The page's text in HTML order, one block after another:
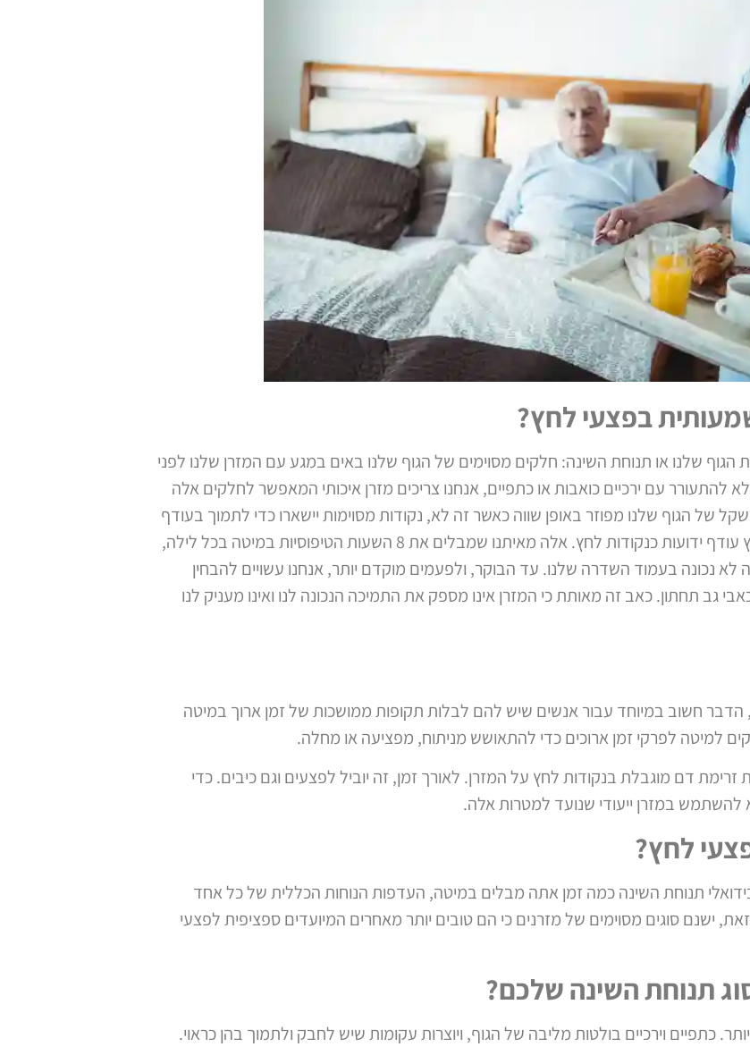
בפצעי לחץ?
שלנו או תנוחת השינה: חלקים מסוימים של הגוף שלנו באים במגע עם המזרן שלנו לפני
להתעורר עם ירכיים כואבות או כתפיים, אנחנו צריכים מזרן איכותי המאפשר לחלקים אלה
של הגוף שלנו מפוזר באופן שווה כאשר זה לא, נקודות מסוימות יישארו כדי לתמוך בעודף
של משקל הגוף שלנו. נקודות אלה הנושאות לחץ עודף ידועות כנקודות לחץ. אלה מאיתנו שמבלים את 8 השעות הטיפוסיות במיטה בכל לילה,
לא נכונה בעמוד השדרה שלנו. עד הבוקר, ולפעמים מוקדם יותר, אנחנו עשויים להבחין
גב תחתון. כאב זה מאותת כי המזרן אינו מספק את התמיכה הנכונה לנו ואינו מעניק לנו
חשוב במיוחד עבור אנשים שיש להם לבלות תקופות ממושכות של זמן ארוך במיטה
למיטה לפרקי זמן ארוכים כדי להתאושש מניתוח, מפציעה או מחלה.
זרימת דם מוגבלת בנקודות לחץ על המזרן. לאורך זמן, זה יוביל לפצעים וגם כיבים. כדי
במזרן ייעודי שנועד למטרות אלה.
לחץ?
תנוחת השינה כמה זמן אתה מבלים במיטה, העדפות הנוחות הכללית של כל אחד
זאת, ישנם סוגים מסוימים של מזרנים כי הם טובים יותר מאחרים המיועדים ספציפית לפצעי
תנוחת השינה שלכם?
כתפיים וירכיים בולטות מליבה של הגוף, ויוצרות עקומות שיש לחבק ולתמוך בהן כראוי.